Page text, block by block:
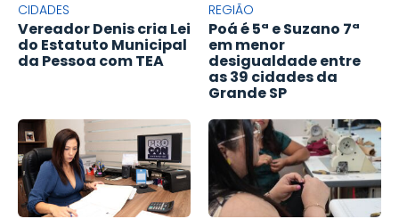
CIDADES
Vereador Denis cria Lei
do Estatuto Municipal
da Pessoa com TEA
REGIÃO
Poá é 5ª e Suzano 7ª
em menor
desigualdade entre
as 39 cidades da
Grande SP